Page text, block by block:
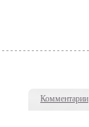
Комментарии